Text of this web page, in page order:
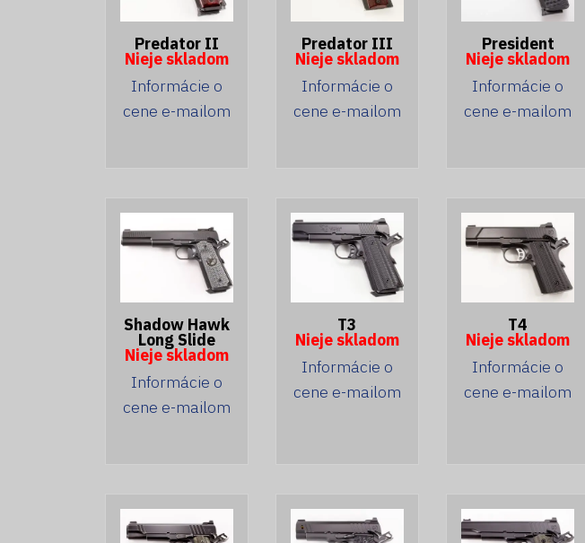
Predator II
Nieje skladom
Informácie o
cene e-mailom
Predator III
Nieje skladom
Informácie o
cene e-mailom
President
Nieje skladom
Informácie o
cene e-mailom
Shadow Hawk
Long Slide
Nieje skladom
Informácie o
cene e-mailom
T3
Nieje skladom
Informácie o
cene e-mailom
T4
Nieje skladom
Informácie o
cene e-mailom